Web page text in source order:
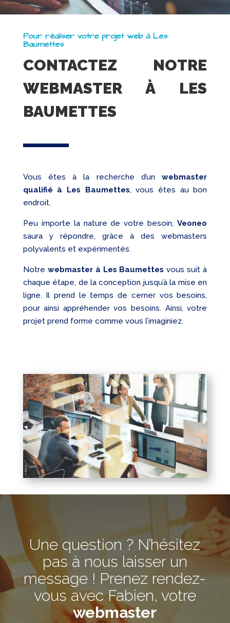
Pour réaliser votre projet web à Les
Baumettes
CONTACTEZ NOTRE
WEBMASTER À LES
BAUMETTES
Vous êtes à la recherche d’unwebmaster
qualifié à Les Baumettes, vous êtes au bon
endroit.
Peu importe la nature de votre besoin,Veoneo
saura y répondre, grâce à des webmasters
polyvalents et expérimentés.
Notre webmaster à Les Baumettes vous suit à
chaque étape, de la conception jusqu’à la mise en
ligne. Il prend le temps de cerner vos besoins,
pour ainsi appréhender vos besoins. Ainsi, votre
projet prend forme comme vous l’imaginiez.
Une question ? N’hésitez
pas à nous laisser un
message ! Prenez rendez-
vous avec Fabien, votre
webmaster